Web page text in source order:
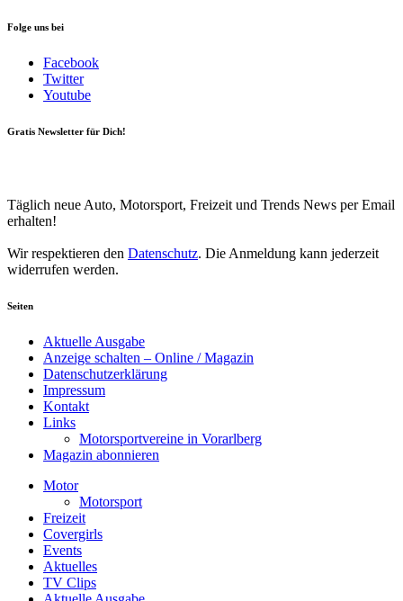
Folge uns bei
Facebook
Twitter
Youtube
Gratis Newsletter für Dich!
Täglich neue Auto, Motorsport, Freizeit und Trends News per Email
erhalten!
Wir respektieren den Datenschutz. Die Anmeldung kann jederzeit
widerrufen werden.
Seiten
Aktuelle Ausgabe
Anzeige schalten – Online / Magazin
Datenschutzerklärung
Impressum
Kontakt
Links
Motorsportvereine in Vorarlberg
Magazin abonnieren
Motor
Motorsport
Freizeit
Covergirls
Events
Aktuelles
TV Clips